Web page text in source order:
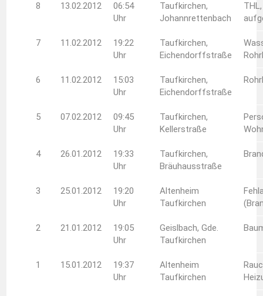
8 13.02.2012
06:54
Uhr
Taufkirchen,
Johannrettenbach
7 11.02.2012
19:22
Uhr
Taufkirchen,
Eichendorffstraße
6 11.02.2012
15:03
Uhr
Taufkirchen,
Eichendorffstraße
5 07.02.2012
09:45
Uhr
Taufkirchen,
Kellerstraße
4 26.01.2012
19:33
Uhr
Taufkirchen,
Bräuhausstraße
3 25.01.2012
19:20
Uhr
Altenheim
Taufkirchen
2 21.01.2012
19:05
Uhr
Geislbach, Gde.
Taufkirchen
1 15.01.2012
19:37
Uhr
Altenheim
Taufkirchen